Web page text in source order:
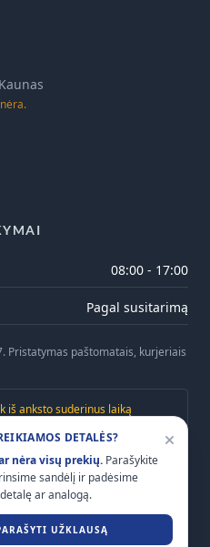
08:00 - 17:00
Pagal susitarimą
Pristatymas paštomatais, kurjeriais
iš anksto suderinus laiką
teisės saugomos.
DETALĖS?
nėra visų prekių. Parašykite
sandėlį ir padėsime
ar analogą.
UŽKLAUSĄ